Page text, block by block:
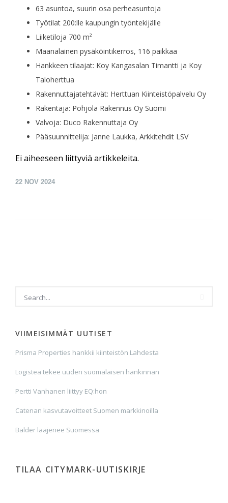
63 asuntoa, suurin osa perheasuntoja
Työtilat 200:lle kaupungin työntekijälle
Liiketiloja 700 m²
Maanalainen pysäköintikerros, 116 paikkaa
Hankkeen tilaajat: Koy Kangasalan Timantti ja Koy
Taloherttua
Rakennuttajatehtävät: Herttuan Kiinteistöpalvelu Oy
Rakentaja: Pohjola Rakennus Oy Suomi
Valvoja: Duco Rakennuttaja Oy
Pääsuunnittelija: Janne Laukka, Arkkitehdit LSV
Ei aiheeseen liittyviä artikkeleita.
22 NOV 2024
VIIMEISIMMÄT UUTISET
Prisma Properties hankkii kiinteistön Lahdesta
Logistea tekee uuden suomalaisen hankinnan
Pertti Vanhanen liittyy EQ:hon
Catenan kasvutavoitteet Suomen markkinoilla
Balder laajenee Suomessa
TILAA CITYMARK-UUTISKIRJE